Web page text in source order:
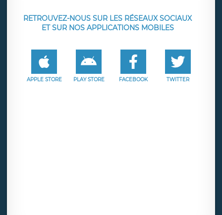
RETROUVEZ-NOUS SUR LES RÉSEAUX SOCIAUX
ET SUR NOS APPLICATIONS MOBILES
APPLE STORE PLAY STORE FACEBOOK TWITTER